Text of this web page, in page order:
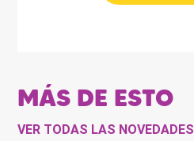
MÁS DE ESTO
VER TODAS LAS NOVEDADES